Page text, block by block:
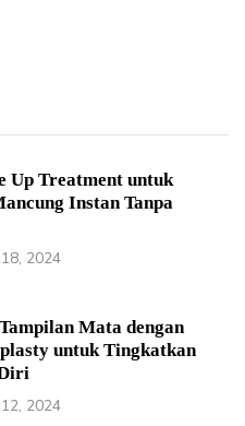
Up Treatment untuk
Instan Tanpa
2024
Mata dengan
untuk Tingkatkan
2024